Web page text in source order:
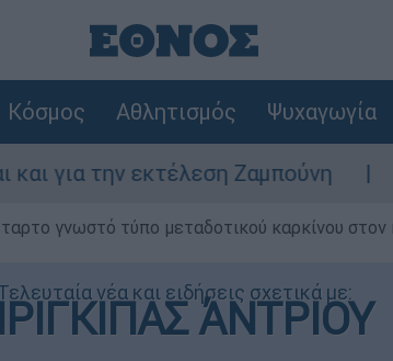
Κόσμος Αθλητισμός Ψυχαγωγία
Ζαμπούνη Ζάκυνθος:
γνωστό τύπο μεταδοτικού καρκίνου στον
νέα και ειδήσεις σχετικά με:
ΆΝΤΡΙΟΥ